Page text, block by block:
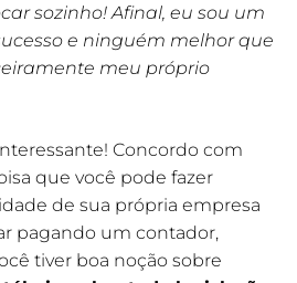
sozinho! Afinal, eu sou um
e ninguém melhor que
meu próprio
Concordo com
que você pode fazer
de sua própria empresa
pagando um contador,
tiver boa noção sobre